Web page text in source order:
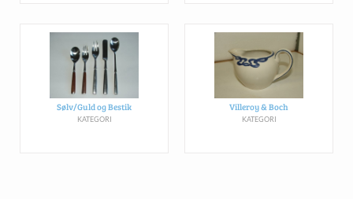
Sølv/Guld og Bestik
KATEGORI
Villeroy & Boch
KATEGORI